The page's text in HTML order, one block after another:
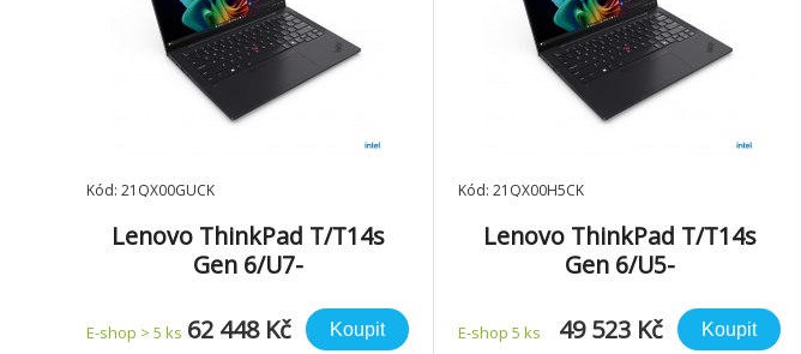
Kód: 21QX00GUCK
Lenovo ThinkPad T/T14s
Gen 6/U7-
Arc 140V/W11P/Black/3R On-
E-shop > 5 ks 62 448 Kč Koupit
Kód: 21QX00H5CK
Lenovo ThinkPad T/T14s
Gen 6/U5-
B/Arc 130V/W11P/Black/3R
E-shop 5 ks 49 523 Kč Koupit